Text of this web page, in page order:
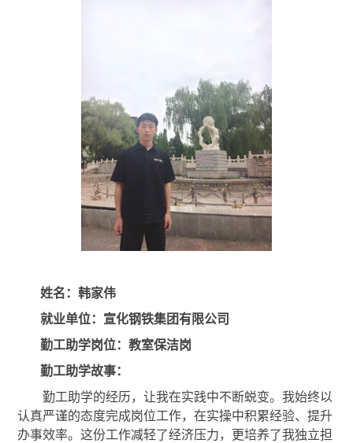
姓名：韩家伟
就业单位：宣化钢铁集团有限公司
勤工助学岗位：教室保洁岗
勤工助学故事：
勤工助学的经历，让我在实践中不断蜕变。我始终以
认真严谨的态度完成岗位工作，在实操中积累经验、提升
办事效率。这份工作减轻了经济压力，更培养了我独立担